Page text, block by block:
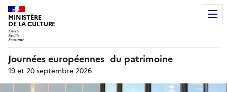
MINISTÈRE
DE LA CULTURE
Journées européennes du patrimoine
19 et 20 septembre 2026